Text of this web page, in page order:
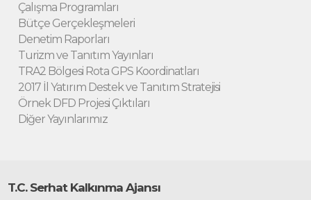
Çalışma Programları
Bütçe Gerçekleşmeleri
Denetim Raporları
Turizm ve Tanıtım Yayınları
TRA2 Bölgesi Rota GPS Koordinatları
2017 İl Yatırım Destek ve Tanıtım Stratejisi
Örnek DFD Projesi Çıktıları
Diğer Yayınlarımız
T.C. Serhat Kalkınma Ajansı